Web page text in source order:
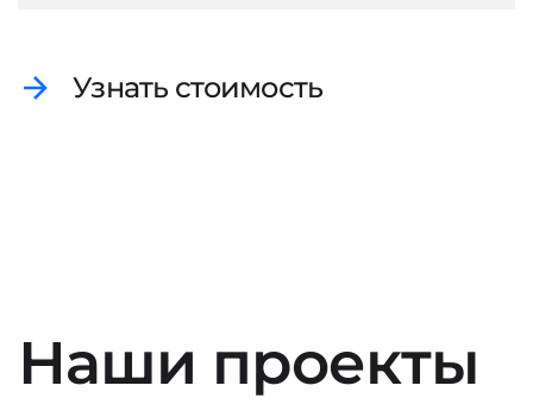
Узнать стоимость
Наши проекты